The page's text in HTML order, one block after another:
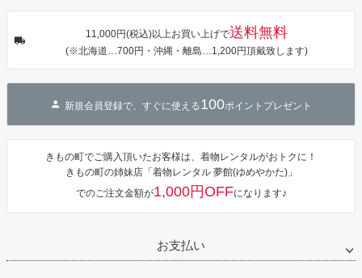
11,000円(税込)以上お買い上げで送料無料
(※北海道…700円・沖縄・離島…1,200円頂戴致します)
新規会員登録で、すぐに使える100ポイントプレゼント
きもの町でご購入頂いたお客様は、着物レンタルがおトクに！
きもの町の姉妹店「着物レンタル 夢館(ゆめやかた)」
でのご注文金額が1,000円OFFになります♪
お支払い